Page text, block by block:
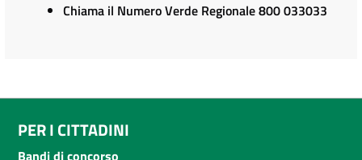
Chiama il Numero Verde Regionale 800 033033
PER I CITTADINI